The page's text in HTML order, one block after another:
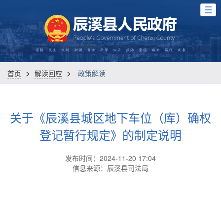
首页 > 解读回应 > 政策解读
关于《辰溪县城区地下车位（库）确权
登记暂行规定》的制定说明
发布时间：2024-11-20 17:04
信息来源：辰溪县司法局